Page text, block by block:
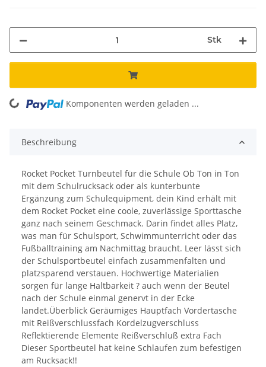
Stk
Komponenten werden geladen ...
Beschreibung
Rocket Pocket Turnbeutel für die Schule Ob Ton in Ton
mit dem Schulrucksack oder als kunterbunte
Ergänzung zum Schulequipment, dein Kind erhält mit
dem Rocket Pocket eine coole, zuverlässige Sporttasche
ganz nach seinem Geschmack. Darin findet alles Platz,
was man für Schulsport, Schwimmunterricht oder das
Fußballtraining am Nachmittag braucht. Leer lässt sich
der Schulsportbeutel einfach zusammenfalten und
platzsparend verstauen. Hochwertige Materialien
sorgen für lange Haltbarkeit ? auch wenn der Beutel
nach der Schule einmal genervt in der Ecke
landet.Überblick Geräumiges Hauptfach Vordertasche
mit Reißverschlussfach Kordelzugverschluss
Reflektierende Elemente Reißverschluß extra Fach
Dieser Sportbeutel hat keine Schlaufen zum befestigen
am Rucksack!!